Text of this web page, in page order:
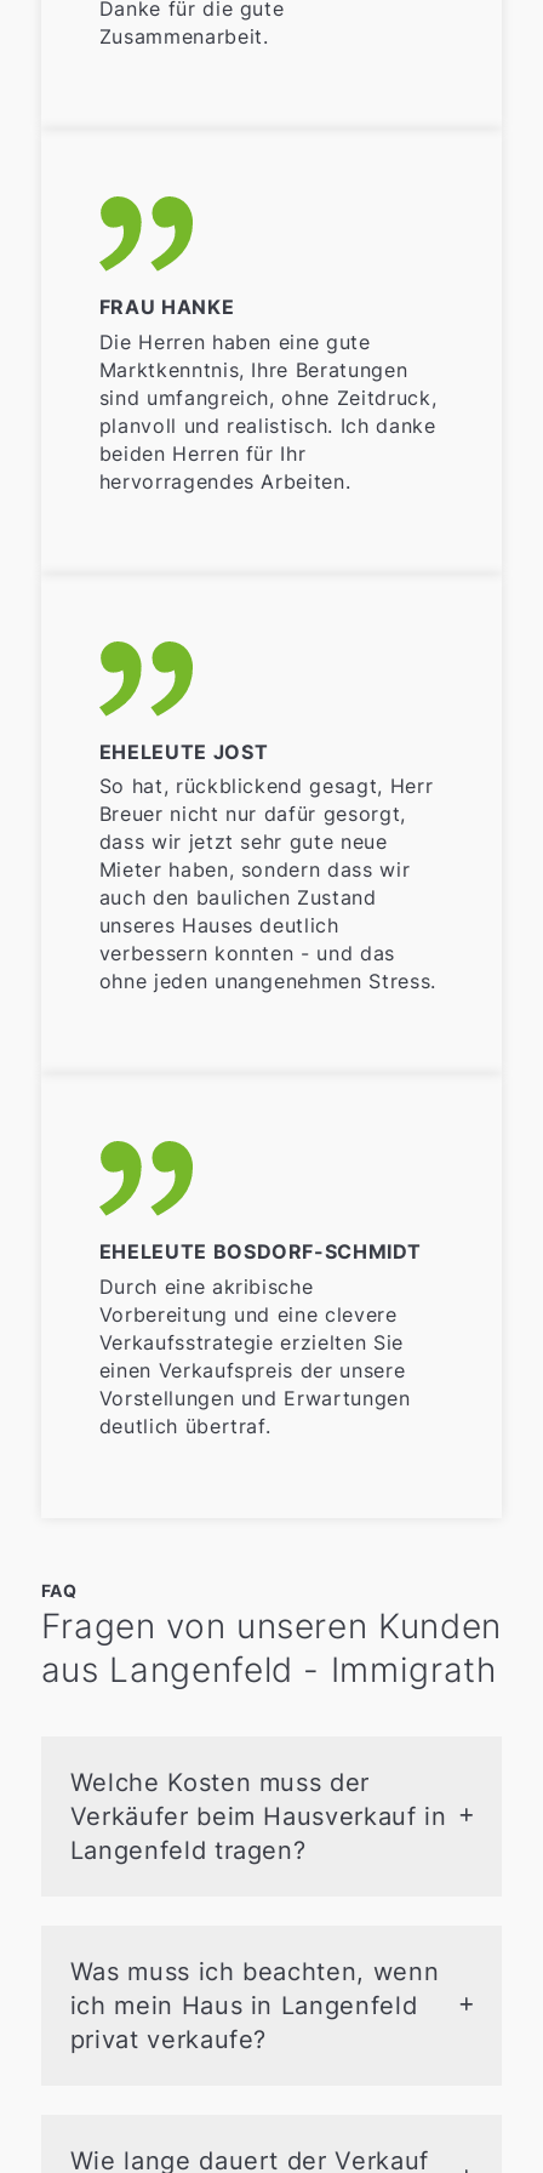
Danke für die gute
Zusammenarbeit.
FRAU HANKE
Die Herren haben eine gute
Marktkenntnis, Ihre Beratungen
sind umfangreich, ohne Zeitdruck,
planvoll und realistisch. Ich danke
beiden Herren für Ihr
hervorragendes Arbeiten.
EHELEUTE JOST
So hat, rückblickend gesagt, Herr
Breuer nicht nur dafür gesorgt,
dass wir jetzt sehr gute neue
Mieter haben, sondern dass wir
auch den baulichen Zustand
unseres Hauses deutlich
verbessern konnten - und das
ohne jeden unangenehmen Stress.
EHELEUTE BOSDORF-SCHMIDT
Durch eine akribische
Vorbereitung und eine clevere
Verkaufsstrategie erzielten Sie
einen Verkaufspreis der unsere
Vorstellungen und Erwartungen
deutlich übertraf.
FAQ
Fragen von unseren Kunden
aus Langenfeld - Immigrath
Welche Kosten muss der
Verkäufer beim Hausverkauf in
Langenfeld tragen?
Notarkosten für Löschungen im
Grundbuch
(ca. 0,2 % des
Kaufpreises)
Maklerprovision
300 € je nach Art
Was muss ich beachten, wenn
ich mein Haus in Langenfeld
privat verkaufe?
Wichtig ist:
Wie lange dauert der Verkauf